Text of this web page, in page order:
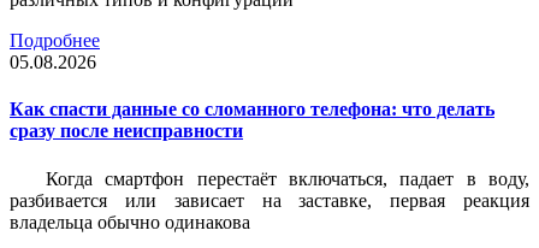
Подробнее
05.08.2026
Как спасти данные со сломанного телефона: что делать
сразу после неисправности
Когда смартфон перестаёт включаться, падает в воду,
разбивается или зависает на заставке, первая реакция
владельца обычно одинакова